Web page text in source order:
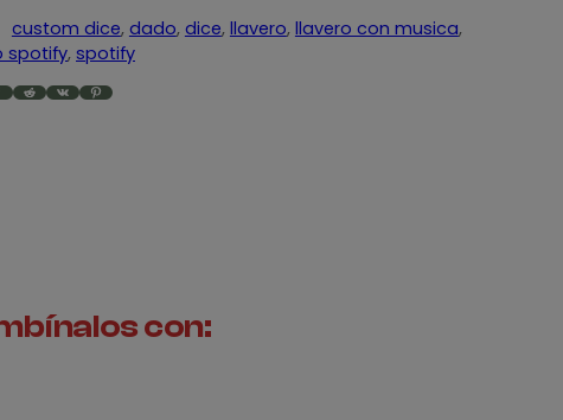
custom dice, dado, dice, llavero, llavero con musica
spotify, spotify
Reddit VK Pinterest
con: